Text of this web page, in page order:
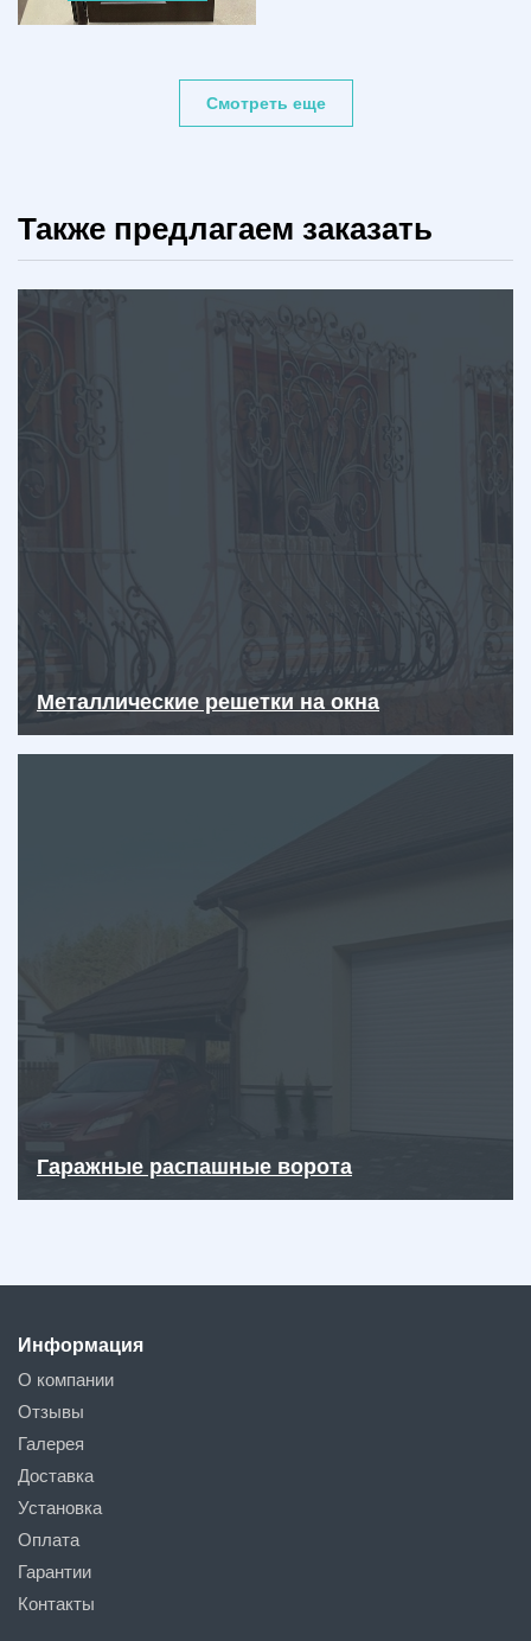
Смотреть еще
Также предлагаем заказать
Металлические решетки на окна
Гаражные распашные ворота
Информация
О компании
Отзывы
Галерея
Доставка
Установка
Оплата
Гарантии
Контакты